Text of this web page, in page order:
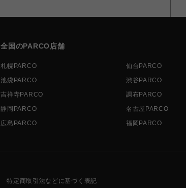
全国のPARCO店舗
札幌PARCO 仙台PARCO
池袋PARCO
渋谷PARCO
吉祥寺PARCO
調布PARCO
静岡PARCO
名古屋PARCO
広島PARCO
福岡PARCO
特定商取引法などに基づく表記